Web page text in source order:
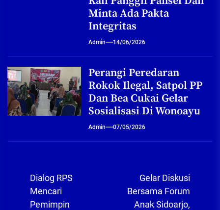
Minta Ada Pakta
Integritas
Admin 14/06/2026
Perangi Peredaran
Rokok Ilegal, Satpol PP
Dan Bea Cukai Gelar
Sosialisasi Di Wonoayu
Admin 07/05/2026
Navigasi
pos
Dialog RPS
Mencari
Pemimpin
Gelar Diskusi
Bersama Forum
Anak Sidoarjo,